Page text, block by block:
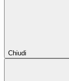
Chiudi